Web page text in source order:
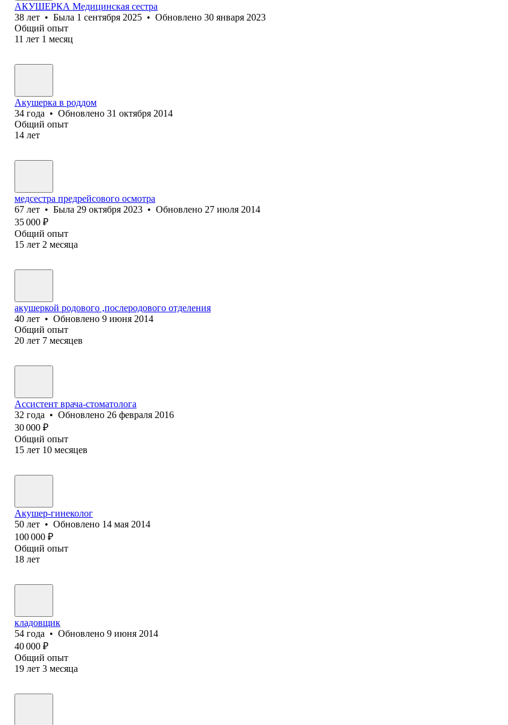
АКУШЕРКА Медицинская сестра
38 лет • Была 1 сентября 2025 • Обновлено 30 января 2023
Общий опыт
11 лет 1 месяц
Акушерка в роддом
34 года • Обновлено 31 октября 2014
Общий опыт
14 лет
медсестра предрейсового осмотра
67 лет • Была 29 октября 2023 • Обновлено 27 июля 2014
35 000 ₽
Общий опыт
15 лет 2 месяца
акушеркой родового ,послеродового отделения
40 лет • Обновлено 9 июня 2014
Общий опыт
20 лет 7 месяцев
Ассистент врача-стоматолога
32 года • Обновлено 26 февраля 2016
30 000 ₽
Общий опыт
15 лет 10 месяцев
Акушер-гинеколог
50 лет • Обновлено 14 мая 2014
100 000 ₽
Общий опыт
18 лет
кладовщик
54 года • Обновлено 9 июня 2014
40 000 ₽
Общий опыт
19 лет 3 месяца